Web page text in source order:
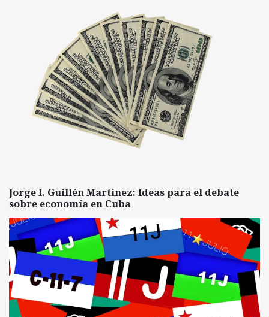
Jorge I. Guillén Martínez: Ideas para el debate
sobre economía en Cuba